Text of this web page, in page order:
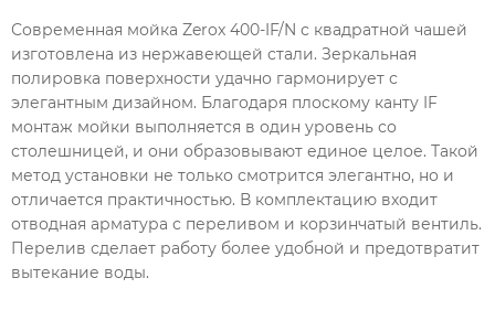
Современная мойка Zerox 400-IF/N с квадратной чашей
изготовлена из нержавеющей стали. Зеркальная
полировка поверхности удачно гармонирует с
элегантным дизайном. Благодаря плоскому канту IF
монтаж мойки выполняется в один уровень со
столешницей, и они образовывают единое целое. Такой
метод установки не только смотрится элегантно, но и
отличается практичностью. В комплектацию входит
отводная арматура с переливом и корзинчатый вентиль.
Перелив сделает работу более удобной и предотвратит
вытекание воды.